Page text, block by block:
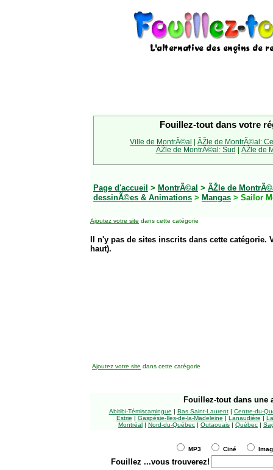
Fouillez-tout dans votre
Ville de MontrÃ©al | ÃŽle de MontrÃ©al:
ÃŽle de MontrÃ©al: Sud | ÃŽle de
Page d'accueil > MontrÃ©al > ÃŽle de
dessinÃ©es & Animations > Mangas > Sailor
Ajoutez votre site dans cette catégorie
Il n'y pas de sites inscrits dans cette
haut).
Ajoutez votre site dans cette catégorie
Fouillez-tout dans une
Abitibi-Témiscamingue | Bas Saint-Laurent| Centre-du-
Estrie | Gaspésie-Îles-de-la-Madeleine | Lanaudière |
Montréal | Nord-du-Québec | Outaouais | Québec |
MP3 Ciné
Fouillez ...vous trouverez!